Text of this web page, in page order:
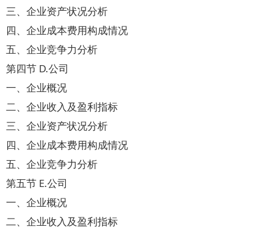
三、企业资产状况分析
四、企业成本费用构成情况
五、企业竞争力分析
第四节 D.公司
一、企业概况
二、企业收入及盈利指标
三、企业资产状况分析
四、企业成本费用构成情况
五、企业竞争力分析
第五节 E.公司
一、企业概况
二、企业收入及盈利指标